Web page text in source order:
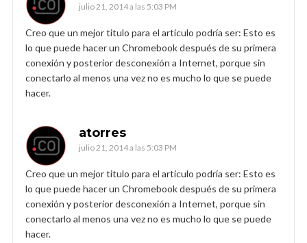
julio 21, 2014 a las 5:03 PM
Creo que un mejor titulo para el articulo podría ser: Esto es
lo que puede hacer un Chromebook después de su primera
conexión y posterior desconexión a Internet, porque sin
conectarlo al menos una vez no es mucho lo que se puede
hacer.
atorres
julio 21, 2014 a las 5:03 PM
Creo que un mejor titulo para el articulo podría ser: Esto es
lo que puede hacer un Chromebook después de su primera
conexión y posterior desconexión a Internet, porque sin
conectarlo al menos una vez no es mucho lo que se puede
hacer.